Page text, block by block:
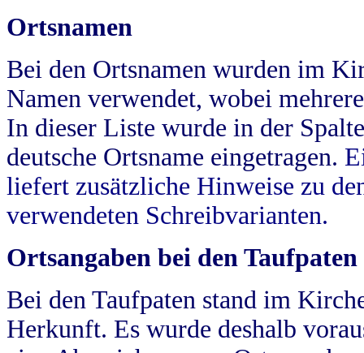
Ortsnamen
Bei den Ortsnamen wurden im
Namen verwendet, wobei
In dieser Liste wurde in der
deutsche Ortsname eingetragen.
liefert zusätzliche Hinweise zu
verwendeten Schreibvarianten.
Ortsangaben bei den Taufpaten
Bei den Taufpaten stand im
Herkunft. Es wurde deshalb